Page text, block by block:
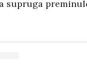
supruga